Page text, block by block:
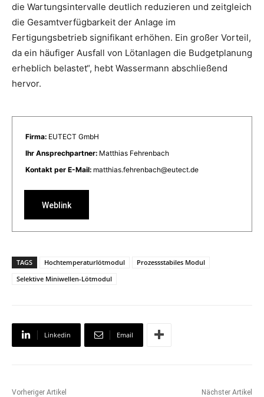
die Wartungsintervalle deutlich reduzieren und zeitgleich
die Gesamtverfügbarkeit der Anlage im
Fertigungsbetrieb signifikant erhöhen. Ein großer Vorteil,
da ein häufiger Ausfall von Lötanlagen die Budgetplanung
erheblich belastet“, hebt Wassermann abschließend
hervor.
Firma: EUTECT GmbH
Ihr Ansprechpartner: Matthias Fehrenbach
Kontakt per E-Mail: matthias.fehrenbach@eutect.de
Weblink
TAGS Hochtemperaturlötmodul
Prozessstabiles Modul
Selektive Miniwellen-Lötmodul
Linkedin Email
Vorheriger Artikel Nächster Artikel